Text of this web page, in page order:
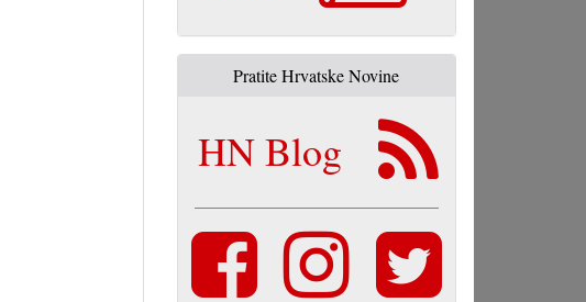
Pratite Hrvatske Novine
HN Blog